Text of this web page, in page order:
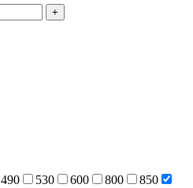
+
490 530 600 800
850